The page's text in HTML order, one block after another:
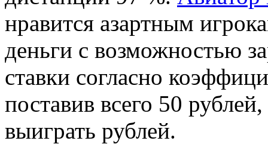
нравится азартным
деньги с возможностью
ставки согласно
поставив всего 50
выиграть рублей.